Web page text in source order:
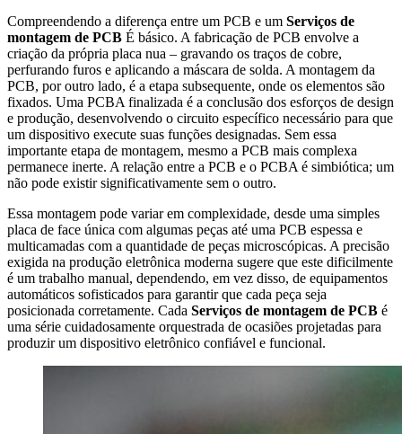
Compreendendo a diferença entre um PCB e um Serviços de
montagem de PCB É básico. A fabricação de PCB envolve a
criação da própria placa nua – gravando os traços de cobre,
perfurando furos e aplicando a máscara de solda. A montagem da
PCB, por outro lado, é a etapa subsequente, onde os elementos são
fixados. Uma PCBA finalizada é a conclusão dos esforços de design
e produção, desenvolvendo o circuito específico necessário para que
um dispositivo execute suas funções designadas. Sem essa
importante etapa de montagem, mesmo a PCB mais complexa
permanece inerte. A relação entre a PCB e o PCBA é simbiótica; um
não pode existir significativamente sem o outro.
Essa montagem pode variar em complexidade, desde uma simples
placa de face única com algumas peças até uma PCB espessa e
multicamadas com a quantidade de peças microscópicas. A precisão
exigida na produção eletrônica moderna sugere que este dificilmente
é um trabalho manual, dependendo, em vez disso, de equipamentos
automáticos sofisticados para garantir que cada peça seja
posicionada corretamente. Cada Serviços de montagem de PCB é
uma série cuidadosamente orquestrada de ocasiões projetadas para
produzir um dispositivo eletrônico confiável e funcional.